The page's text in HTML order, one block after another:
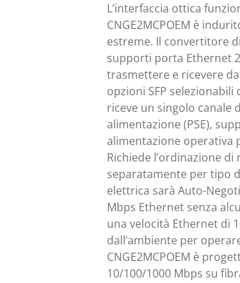
L’interfaccia ottica
CNGE2MCPOEM è
estreme. Il convertitore
supporti porta Ethernet
trasmettere e ricevere
opzioni SFP selezionabili
riceve un singolo canale
alimentazione (PSE),
alimentazione operativa
Richiede l’ordinazione
separatamente per tipo
elettrica sarà Auto-
Mbps Ethernet senza
una velocità Ethernet di
dall’ambiente per
CNGE2MCPOEM è
10/100/1000 Mbps su